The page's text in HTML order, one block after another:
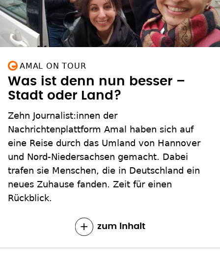
AMAL ON TOUR
Was ist denn nun besser –
Stadt oder Land?
Zehn Journalist:innen der
Nachrichtenplattform Amal haben sich auf
eine Reise durch das Umland von Hannover
und Nord-Niedersachsen gemacht. Dabei
trafen sie Menschen, die in Deutschland ein
neues Zuhause fanden. Zeit für einen
Rückblick.
zum Inhalt